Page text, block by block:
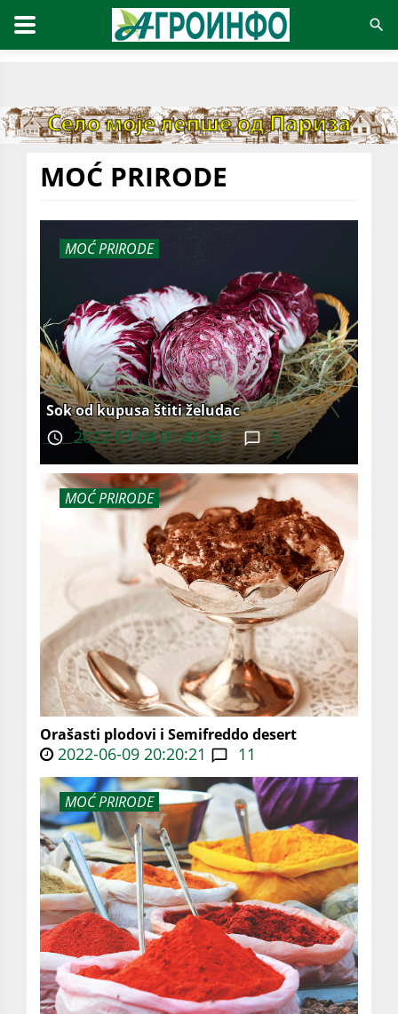
MOĆ PRIRODE
MOĆ PRIRODE
Sok od kupusa štiti želudac
2022-07-04 01:41:34 5
MOĆ PRIRODE
Orašasti plodovi i Semifreddo desert
2022-06-09 20:20:21 11
MOĆ PRIRODE